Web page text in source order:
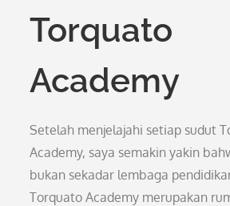
Torquato
Academy
Setelah menjelajahi setiap sudut
Academy, saya semakin yakin
bukan sekadar lembaga
Torquato Academy merupakan